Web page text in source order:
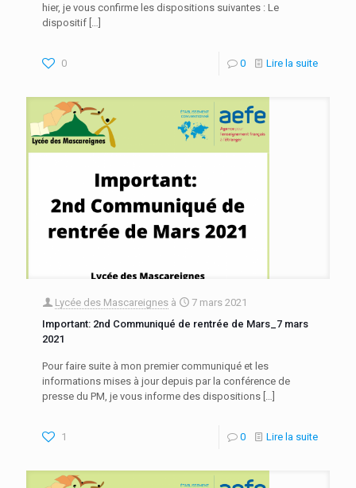
hier, je vous confirme les dispositions suivantes : Le
dispositif […]
0 0 Lire la suite
Lycée des Mascareignes à
7 mars 2021
Important: 2nd Communiqué de rentrée de Mars_7 mars
2021
Pour faire suite à mon premier communiqué et les
informations mises à jour depuis par la conférence de
presse du PM, je vous informe des dispositions
1 0 Lire la suite